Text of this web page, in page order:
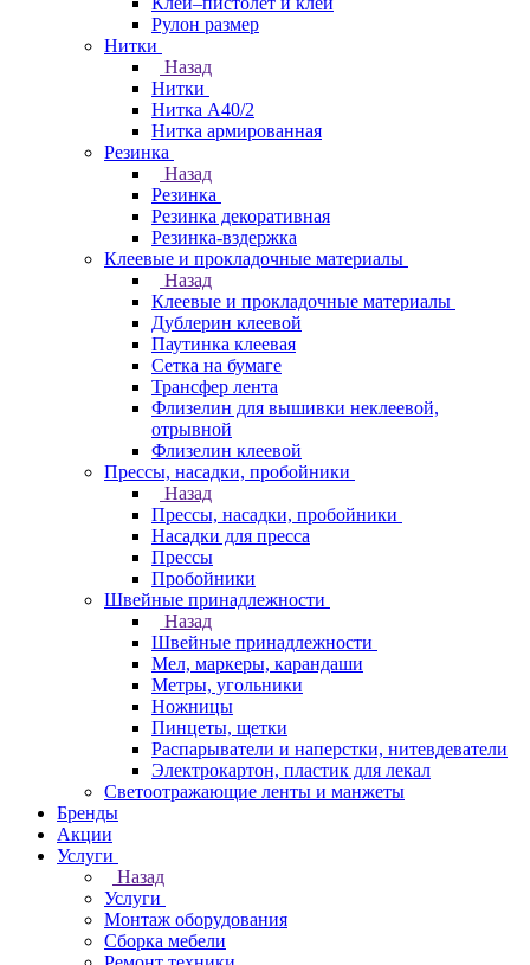
Рулон размер
Нитки
Назад
Нитки
Нитка А40/2
Нитка армированная
Резинка
Назад
Резинка
Резинка декоративная
Резинка-вздержка
Клеевые и прокладочные материалы
Назад
Клеевые и прокладочные материалы
Дублерин клеевой
Паутинка клеевая
Сетка на бумаге
Трансфер лента
Флизелин для вышивки неклеевой,
отрывной
Флизелин клеевой
Прессы, насадки, пробойники
Назад
Прессы, насадки, пробойники
Насадки для пресса
Прессы
Пробойники
Швейные принадлежности
Назад
Швейные принадлежности
Мел, маркеры, карандаши
Метры, угольники
Ножницы
Пинцеты, щетки
Распарыватели и наперстки, нитевдеватели
Электрокартон, пластик для лекал
Светоотражающие ленты и манжеты
Бренды
Акции
Услуги
Назад
Услуги
Монтаж оборудования
Сборка мебели